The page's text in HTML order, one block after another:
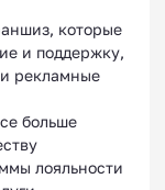
которые
и поддержку,
рекламные
больше
лояльности